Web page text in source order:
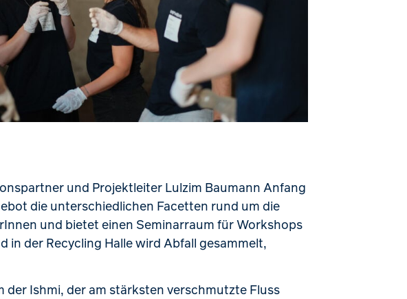
und Projektleiter Lulzim Baumann Anfang
die unterschiedlichen Facetten rund um die
und bietet einen Seminarraum für Workshops
der Recycling Halle wird Abfall gesammelt,
der Ishmi, der am stärksten verschmutzte Fluss